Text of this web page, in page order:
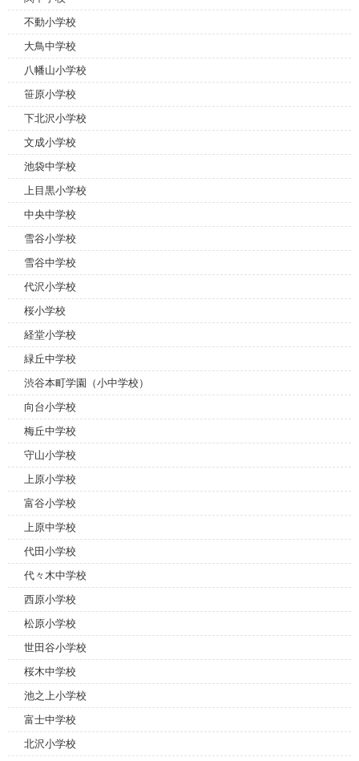
不動小学校
大鳥中学校
八幡山小学校
笹原小学校
下北沢小学校
文成小学校
池袋中学校
上目黒小学校
中央中学校
雪谷小学校
雪谷中学校
代沢小学校
桜小学校
経堂小学校
緑丘中学校
渋谷本町学園（小中学校）
向台小学校
梅丘中学校
守山小学校
上原小学校
富谷小学校
上原中学校
代田小学校
代々木中学校
西原小学校
松原小学校
世田谷小学校
桜木中学校
池之上小学校
富士中学校
北沢小学校